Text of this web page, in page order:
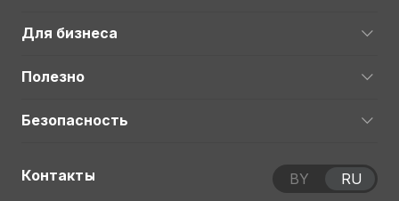
Для бизнеса
Полезно
Безопасность
Контакты BY RU